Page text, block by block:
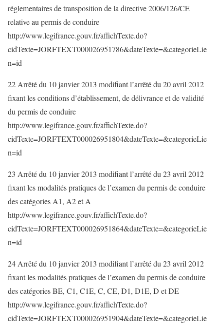
réglementaires de transposition de la directive 2006/126/CE
relative au permis de conduire
http://www.legifrance.gouv.fr/affichTexte.do?
cidTexte=JORFTEXT000026951786&dateTexte=&categorieLie
n=id
22 Arrêté du 10 janvier 2013 modifiant l’arrêté du 20 avril 2012
fixant les conditions d’établissement, de délivrance et de validité
du permis de conduire
http://www.legifrance.gouv.fr/affichTexte.do?
cidTexte=JORFTEXT000026951804&dateTexte=&categorieLie
n=id
23 Arrêté du 10 janvier 2013 modifiant l’arrêté du 23 avril 2012
fixant les modalités pratiques de l’examen du permis de conduire
des catégories A1, A2 et A
http://www.legifrance.gouv.fr/affichTexte.do?
cidTexte=JORFTEXT000026951864&dateTexte=&categorieLie
n=id
24 Arrêté du 10 janvier 2013 modifiant l’arrêté du 23 avril 2012
fixant les modalités pratiques de l’examen du permis de conduire
des catégories BE, C1, C1E, C, CE, D1, D1E, D et DE
http://www.legifrance.gouv.fr/affichTexte.do?
cidTexte=JORFTEXT000026951904&dateTexte=&categorieLie